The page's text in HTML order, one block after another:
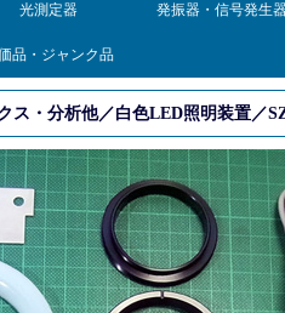
光測定器 発振器・信号発生
品・ジャンク品
ス・分析他／白色LED照明装置／